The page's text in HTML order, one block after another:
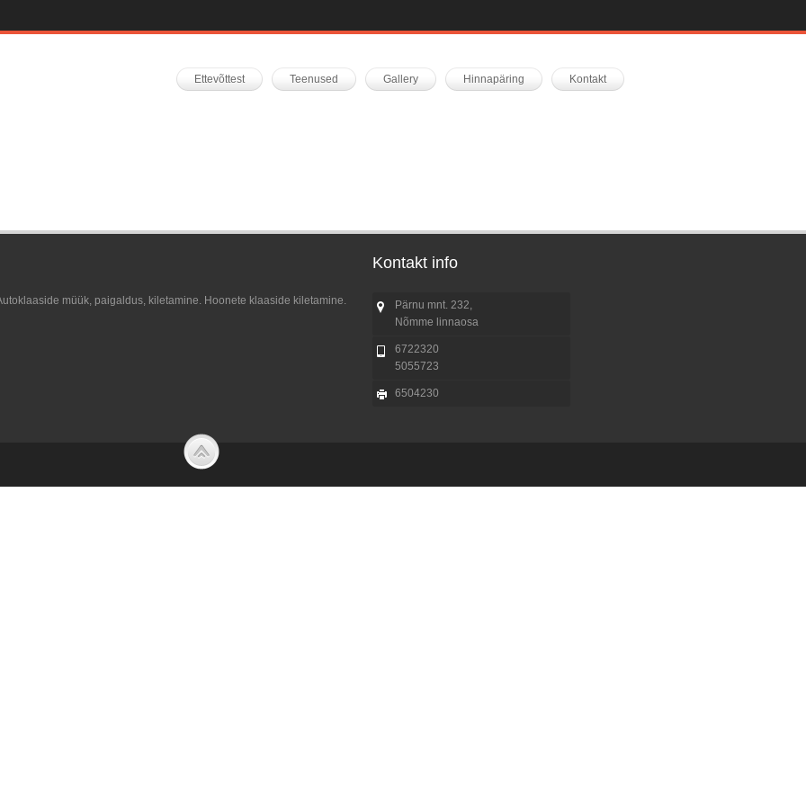
Ettevõttest Teenused Gallery Hinnapäring Kontakt
müük, paigaldus, kiletamine. Hoonete klaaside kiletamine.
Kontakt info
Pärnu mnt. 232,
Nõmme linnaosa
6722320
5055723
6504230